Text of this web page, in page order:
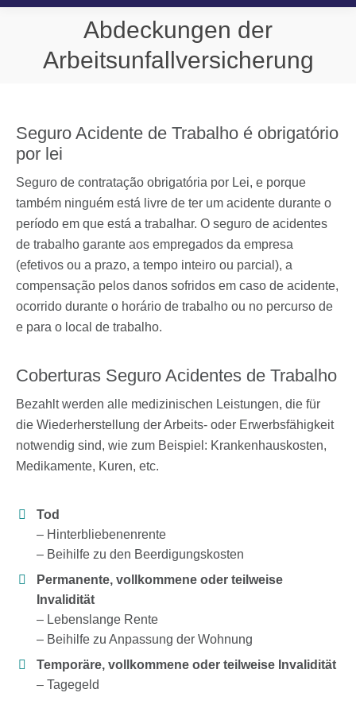
Abdeckungen der
Arbeitsunfallversicherung
Sie befinden sich hier:
Seguro Acidente de Trabalho é obrigatório
por lei
Seguro de contratação obrigatória por Lei, e porque
também ninguém está livre de ter um acidente durante o
período em que está a trabalhar. O seguro de acidentes
de trabalho garante aos empregados da empresa
(efetivos ou a prazo, a tempo inteiro ou parcial), a
compensação pelos danos sofridos em caso de acidente,
ocorrido durante o horário de trabalho ou no percurso de
e para o local de trabalho.
Coberturas Seguro Acidentes de Trabalho
Bezahlt werden alle medizinischen Leistungen, die für
die Wiederherstellung der Arbeits- oder Erwerbsfähigkeit
notwendig sind, wie zum Beispiel: Krankenhauskosten,
Medikamente, Kuren, etc.
Tod
– Hinterbliebenenrente
– Beihilfe zu den Beerdigungskosten
Permanente, vollkommene oder teilweise
Invalidität
– Lebenslange Rente
– Beihilfe zu Anpassung der Wohnung
Temporäre, vollkommene oder teilweise Invalidität
– Tagegeld